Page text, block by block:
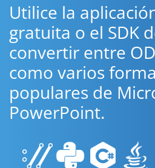
Utilice la
gratuita o el SDK
convertir entre
como varios
populares de
PowerPoint.